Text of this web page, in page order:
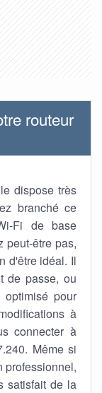
routeur
dispose très
branché ce
Fi de base
peut-être pas,
d'être idéal. Il
de passe, ou
pour
à
connecter à
Même si
professionnel,
satisfait de la